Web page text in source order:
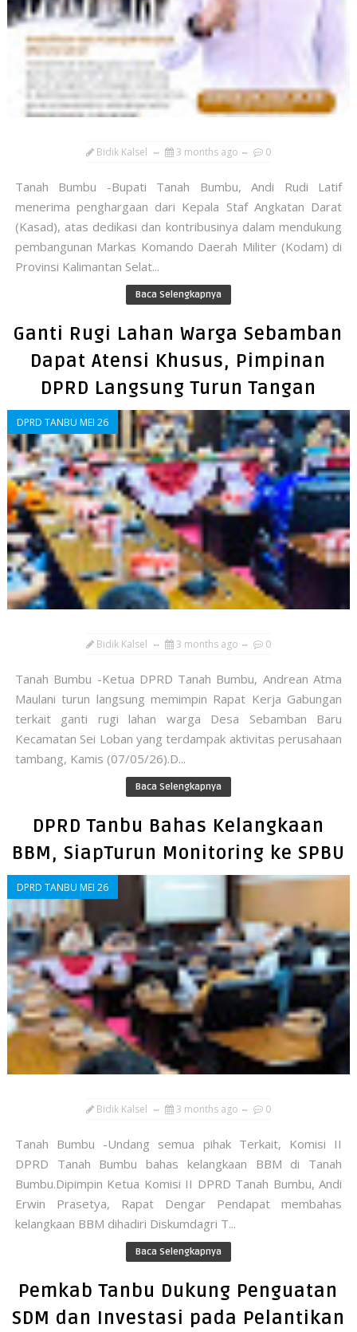
Bidik Kalsel 3 months ago 0
Tanah Bumbu -Bupati Tanah Bumbu, Andi Rudi Latif
menerima penghargaan dari Kepala Staf Angkatan Darat
(Kasad), atas dedikasi dan kontribusinya dalam mendukung
pembangunan Markas Komando Daerah Militer (Kodam) di
Provinsi Kalimantan Selat...
Baca Selengkapnya
Ganti Rugi Lahan Warga Sebamban
Dapat Atensi Khusus, Pimpinan
DPRD Langsung Turun Tangan
DPRD TANBU MEI 26
Bidik Kalsel 3 months ago 0
Tanah Bumbu -Ketua DPRD Tanah Bumbu, Andrean Atma
Maulani turun langsung memimpin Rapat Kerja Gabungan
terkait ganti rugi lahan warga Desa Sebamban Baru
Kecamatan Sei Loban yang terdampak aktivitas perusahaan
tambang, Kamis (07/05/26).D...
Baca Selengkapnya
DPRD Tanbu Bahas Kelangkaan
BBM, SiapTurun Monitoring ke SPBU
DPRD TANBU MEI 26
Bidik Kalsel 3 months ago 0
Tanah Bumbu -Undang semua pihak Terkait, Komisi II
DPRD Tanah Bumbu bahas kelangkaan BBM di Tanah
Bumbu.Dipimpin Ketua Komisi II DPRD Tanah Bumbu, Andi
Erwin Prasetya, Rapat Dengar Pendapat membahas
kelangkaan BBM dihadiri Diskumdagri T...
Baca Selengkapnya
Pemkab Tanbu Dukung Penguatan
SDM dan Investasi pada Pelantikan